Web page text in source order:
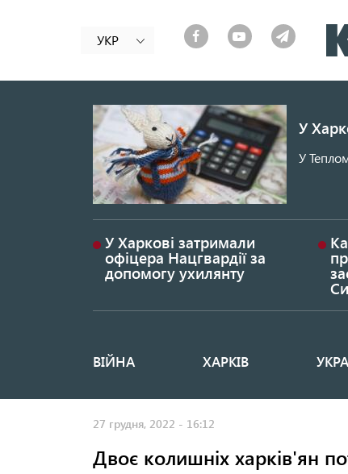
УКР
У
У
У Харкові затримали
офіцера Нацгвардії за
допомогу ухилянту
Основная
ВІЙНА ХАРКІВ
27 грудня, 2022 - 16:12
Двоє колишніх харків'ян